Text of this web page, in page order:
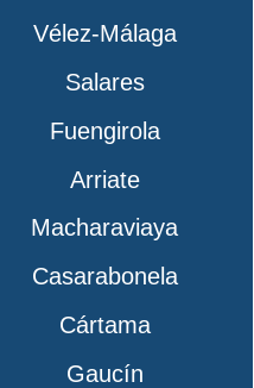
Vélez-Málaga
Salares
Fuengirola
Arriate
Macharaviaya
Casarabonela
Cártama
Gaucín